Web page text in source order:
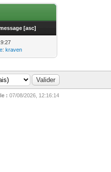
[asc]
:kraven
: 07/08/2026, 12:16:14